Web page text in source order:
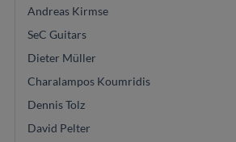
Andreas Kirmse
SeC Guitars
Dieter Müller
Charalampos Koumridis
Dennis Tolz
David Pelter